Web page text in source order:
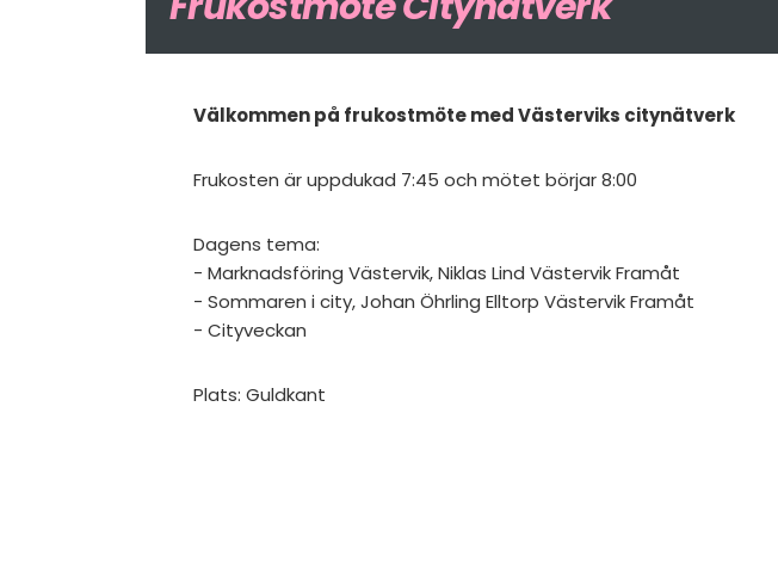
Välkommen på frukostmöte med Västerviks citynätverk
Frukosten är uppdukad 7:45 och mötet börjar 8:00
Dagens tema:
- Marknadsföring Västervik, Niklas Lind Västervik Framåt
- Sommaren i city, Johan Öhrling Elltorp Västervik Framåt
- Cityveckan
Plats: Guldkant